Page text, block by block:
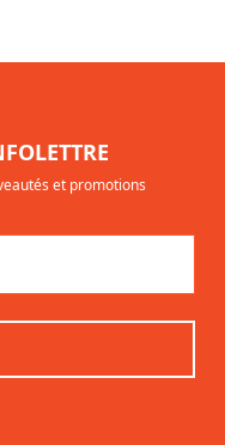
et promotions